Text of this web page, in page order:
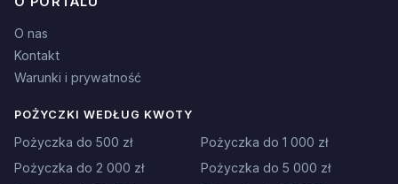
O nas
Kontakt
Warunki i prywatność
POŻYCZKI WEDŁUG KWOTY
Pożyczka do 500 zł
Pożyczka do 1 000 zł
Pożyczka do 2 000 zł
Pożyczka do 5 000 zł